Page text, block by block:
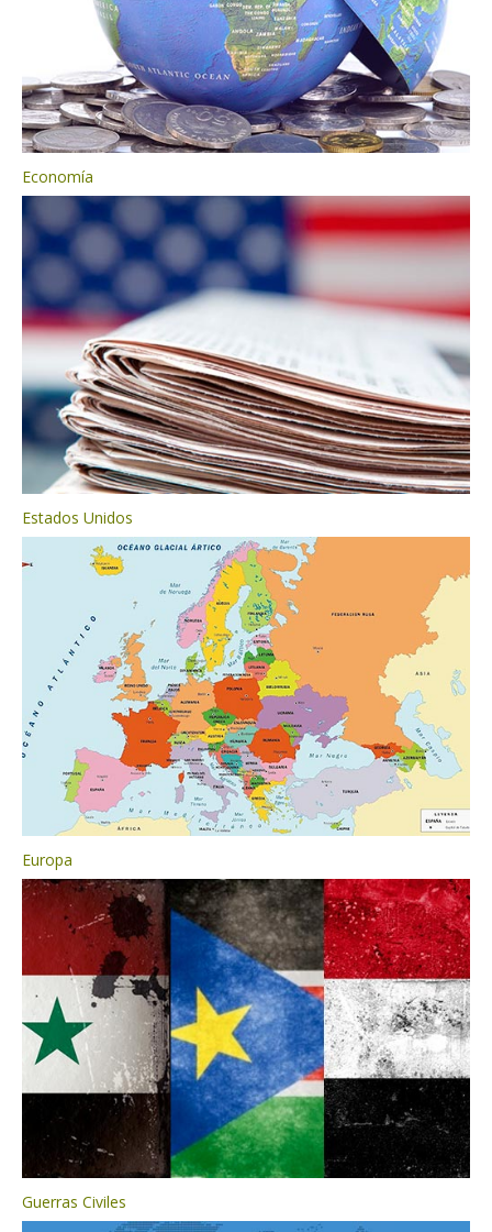
Economía
Estados Unidos
Europa
Guerras Civiles